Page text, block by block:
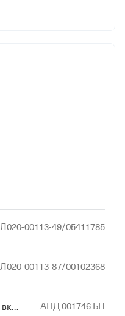
Л020-00113-49/05411785
Л020-00113-87/00102368
Геологическое изучение недр, включающее поиски и оценку месторождений полезных ископаемых, а также геологическое изучение и оценку пригодности участков недр для строительства и эксплуатации подземных сооружений, не связанных с добычей полезных ископаемых
АНД 001746 БП